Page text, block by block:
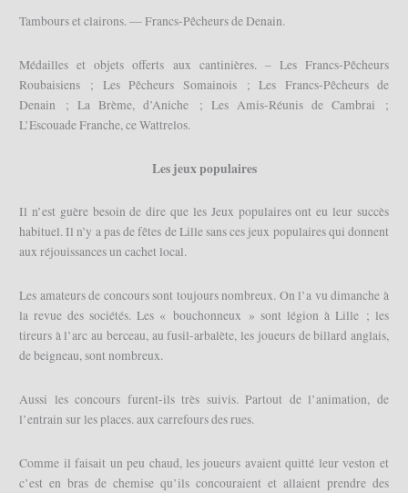
Tambours et clairons. — Francs-Pêcheurs de Denain.
Médailles et objets offerts aux cantinières. – Les Francs-Pêcheurs
Roubaisiens ; Les Pêcheurs Somainois ; Les Francs-Pêcheurs de
Denain ; La Brème, d’Aniche ; Les Amis-Réunis de Cambrai ;
L’Escouade Franche, ce Wattrelos.
Les jeux populaires
Il n’est guère besoin de dire que les Jeux populaires ont eu leur succès
habituel. Il n’y a pas de fêtes de Lille sans ces jeux populaires qui donnent
aux réjouissances un cachet local.
Les amateurs de concours sont toujours nombreux. On l’a vu dimanche à
la revue des sociétés. Les « bouchonneux » sont légion à Lille ; les
tireurs à l’arc au berceau, au fusil-arbalète, les joueurs de billard anglais,
de beigneau, sont nombreux.
Aussi les concours furent-ils très suivis. Partout de l’animation, de
l’entrain sur les places. aux carrefours des rues.
Comme il faisait un peu chaud, les joueurs avaient quitté leur veston et
c’est en bras de chemise qu’ils concouraient et allaient prendre des